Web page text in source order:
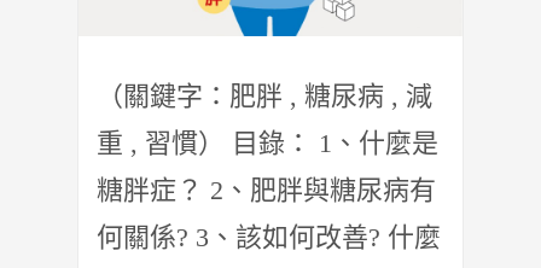
（關鍵字：肥胖 , 糖尿病 , 減
重 , 習慣） 目錄： 1、什麼是
糖胖症？ 2、肥胖與糖尿病有
何關係? 3、該如何改善? 什麼